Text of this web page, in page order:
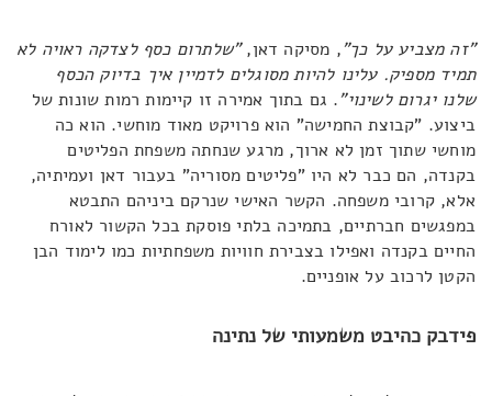
"זה מצביע על כך", מסיקה דאן,"שלתרום כסף לצדקה ראויה לא
תמיד מספיק. עלינו להיות מסוגלים לדמיין איך בדיוק הכסף
שלנו יגרום לשינוי". גם בתוך אמירה זו קיימות רמות שונות של
ביצוע. "קבוצת החמישה" הוא פרויקט מאוד מוחשי. הוא כה
מוחשי שתוך זמן לא ארוך, מרגע שנחתה משפחת הפליטים
בקנדה, הם כבר לא היו "פליטים מסוריה" בעבור דאן ועמיתיה,
אלא, קרובי משפחה. הקשר האישי שנרקם ביניהם התבטא
במפגשים חברתיים, בתמיכה בלתי פוסקת בכל הקשור לאורח
החיים בקנדה ואפילו בצבירת חוויות משפחתיות כמו לימוד הבן
הקטן לרכוב על אופניים.
פידבק כהיבט משמעותי של נתינה